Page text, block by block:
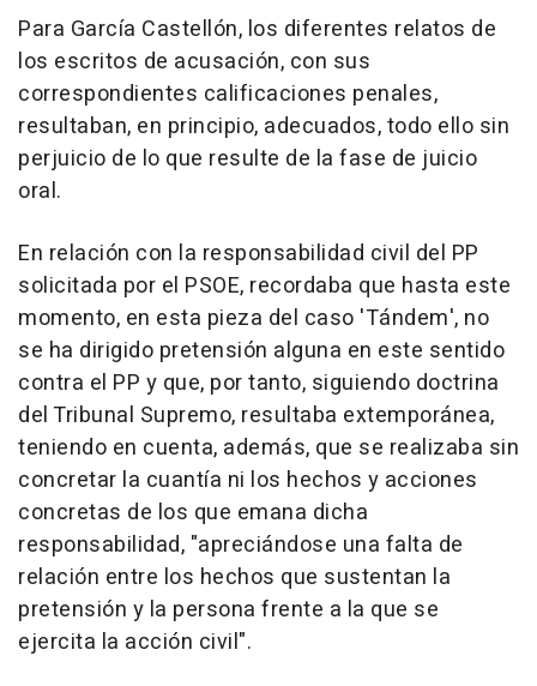
Para García Castellón, los diferentes relatos de
los escritos de acusación, con sus
correspondientes calificaciones penales,
resultaban, en principio, adecuados, todo ello sin
perjuicio de lo que resulte de la fase de juicio
oral.
En relación con la responsabilidad civil del PP
solicitada por el PSOE, recordaba que hasta este
momento, en esta pieza del caso 'Tándem', no
se ha dirigido pretensión alguna en este sentido
contra el PP y que, por tanto, siguiendo doctrina
del Tribunal Supremo, resultaba extemporánea,
teniendo en cuenta, además, que se realizaba sin
concretar la cuantía ni los hechos y acciones
concretas de los que emana dicha
responsabilidad, "apreciándose una falta de
relación entre los hechos que sustentan la
pretensión y la persona frente a la que se
ejercita la acción civil".